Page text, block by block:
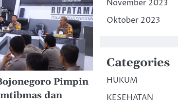
Pimpin
dan
November 2023
Oktober 2023
Categories
HUKUM
KESEHATAN